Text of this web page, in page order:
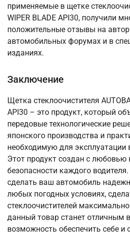
применяемые в щетке
WIPER BLADE API30, получили
положительные отзывы на
автомобильных форумах и в
изданиях.
Заключение
Щетка стеклоочистителя
API30 – это продукт, который
передовые технологические
японского производства и
необходимую для эксплуатации
Этот продукт создан с любовью
безопасности каждого
сделать ваш автомобиль
любых погодных условиях,
стеклоочистителей
данный товар станет отличным
возможность обеспечить себе